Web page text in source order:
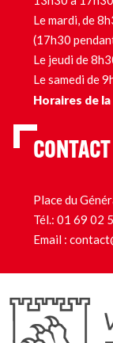
Le mardi, de
(17h30
Le jeudi de
Le samedi de
Horaires de
Place du
Tél.: 01 69 02
Email :